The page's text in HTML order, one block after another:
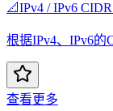
📐IPv4 / IPv6
根据IPv4、IPv6的
查看更多